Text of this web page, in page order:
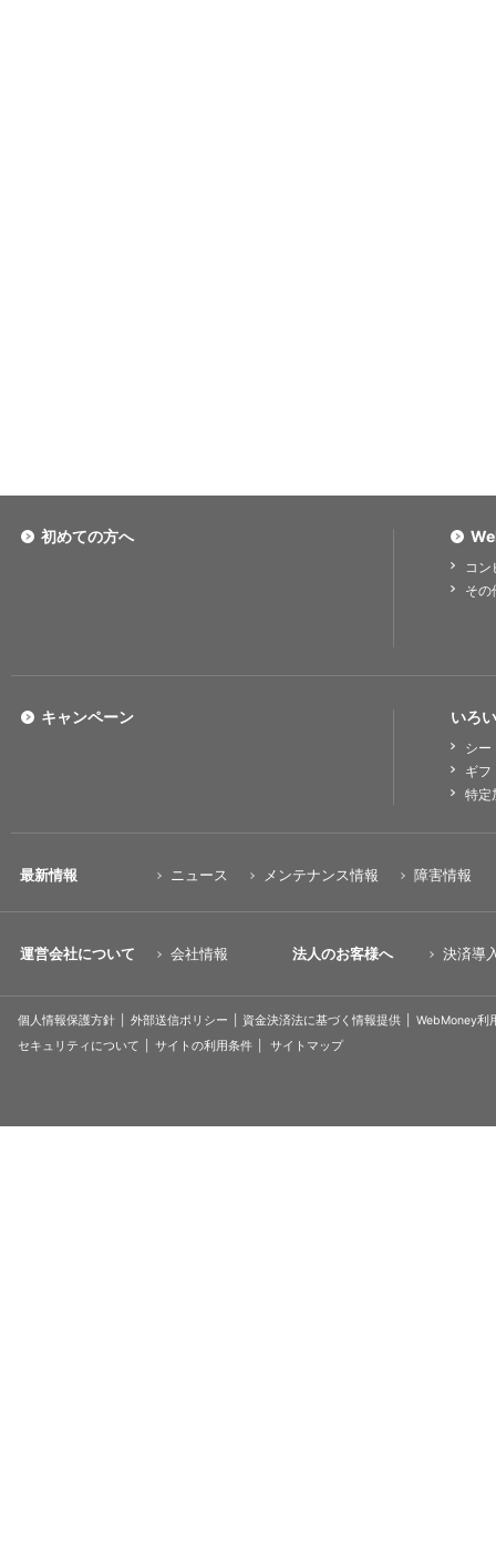
初めての方へ
コ
その
いろ
シー
ギフ
特定
キャンペーン
最新情報 ニュース メンテナンス情報 障害情報
運営会社について 会社情報 法人のお客様へ 決済導
個人情報保護方針 外部送信ポリシー 資金決済法に基づく情報提供
WebMoney利
セキュリティについて
サイトの利用条件 サイトマップ